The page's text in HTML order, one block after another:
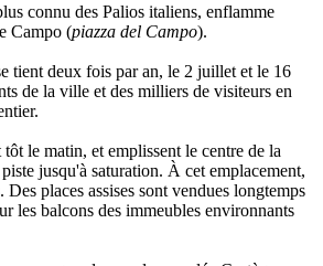
connu des Palios italiens, enflamme
Campo (piazza del Campo).
tient deux fois par an, le 2 juillet et le 16
de la ville et des milliers de visiteurs en
le matin, et emplissent le centre de la
jusqu'à saturation. À cet emplacement,
Des places assises sont vendues longtemps
les balcons des immeubles environnants